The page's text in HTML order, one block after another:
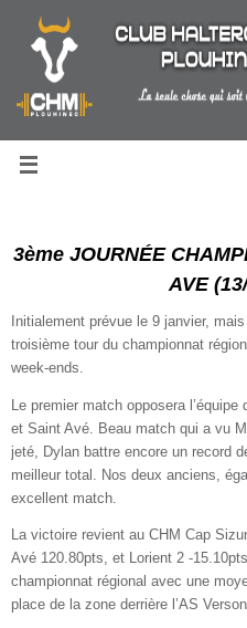
contenu
3ème JOURNÉE
AVE
Initialement prévue le 9 janvier,
troisième tour du championnat
week-ends.
Le premier match opposera
et Saint Avé. Beau match qui a vu
jeté, Dylan battre encore un record
meilleur total. Nos deux anciens,
excellent match.
La victoire revient au CHM Cap
Avé 120.80pts, et Lorient 2 -
championnat régional avec une
place de la zone derrière l’AS